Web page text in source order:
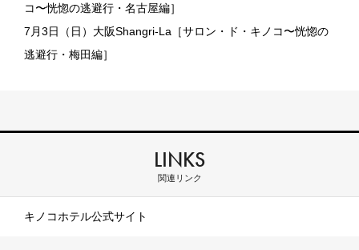
コ〜恍惚の逃避行・名古屋編］
7月3日（日）大阪Shangri-La［サロン・ド・キノコ〜恍惚の
逃避行・梅田編］
LINKS
関連リンク
キノコホテル公式サイト